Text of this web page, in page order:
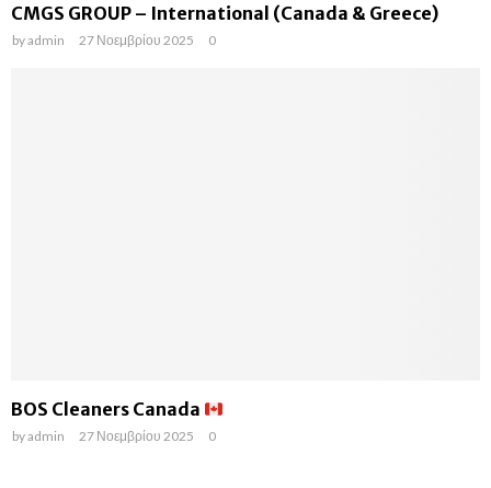
CMGS GROUP – International (Canada & Greece)
byadmin 27 Νοεμβρίου 2025 0
BOS Cleaners Canada
byadmin 27 Νοεμβρίου 2025 0